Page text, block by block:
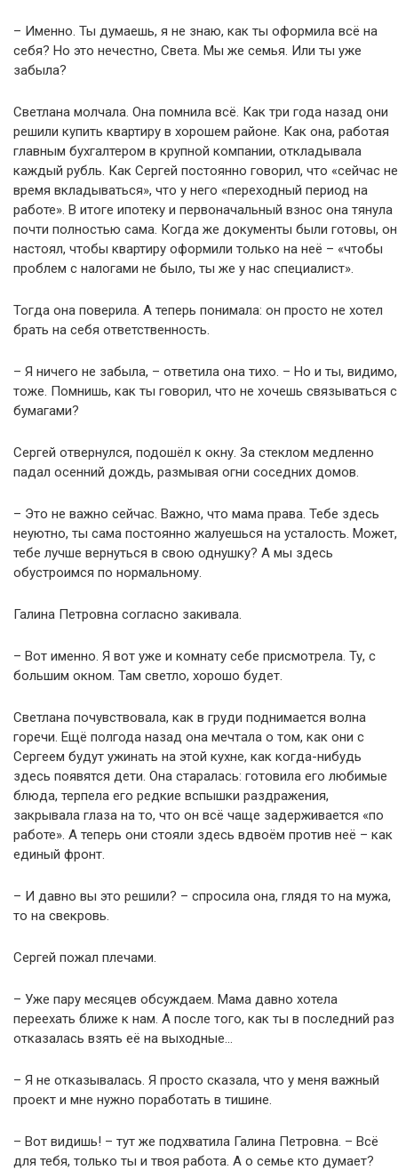
– Именно. Ты думаешь, я не знаю, как ты оформила всё на
себя? Но это нечестно, Света. Мы же семья. Или ты уже
забыла?
Светлана молчала. Она помнила всё. Как три года назад они
решили купить квартиру в хорошем районе. Как она, работая
главным бухгалтером в крупной компании, откладывала
каждый рубль. Как Сергей постоянно говорил, что «сейчас не
время вкладываться», что у него «переходный период на
работе». В итоге ипотеку и первоначальный взнос она тянула
почти полностью сама. Когда же документы были готовы, он
настоял, чтобы квартиру оформили только на неё – «чтобы
проблем с налогами не было, ты же у нас специалист».
Тогда она поверила. А теперь понимала: он просто не хотел
брать на себя ответственность.
– Я ничего не забыла, – ответила она тихо. – Но и ты, видимо,
тоже. Помнишь, как ты говорил, что не хочешь связываться с
бумагами?
Сергей отвернулся, подошёл к окну. За стеклом медленно
падал осенний дождь, размывая огни соседних домов.
– Это не важно сейчас. Важно, что мама права. Тебе здесь
неуютно, ты сама постоянно жалуешься на усталость. Может,
тебе лучше вернуться в свою однушку? А мы здесь
обустроимся по нормальному.
Галина Петровна согласно закивала.
– Вот именно. Я вот уже и комнату себе присмотрела. Ту, с
большим окном. Там светло, хорошо будет.
Светлана почувствовала, как в груди поднимается волна
горечи. Ещё полгода назад она мечтала о том, как они с
Сергеем будут ужинать на этой кухне, как когда-нибудь
здесь появятся дети. Она старалась: готовила его любимые
блюда, терпела его редкие вспышки раздражения,
закрывала глаза на то, что он всё чаще задерживается «по
работе». А теперь они стояли здесь вдвоём против неё – как
единый фронт.
– И давно вы это решили? – спросила она, глядя то на мужа,
то на свекровь.
Сергей пожал плечами.
– Уже пару месяцев обсуждаем. Мама давно хотела
переехать ближе к нам. А после того, как ты в последний раз
отказалась взять её на выходные…
– Я не отказывалась. Я просто сказала, что у меня важный
проект и мне нужно поработать в тишине.
– Вот видишь! – тут же подхватила Галина Петровна. – Всё
для тебя, только ты и твоя работа. А о семье кто думает?